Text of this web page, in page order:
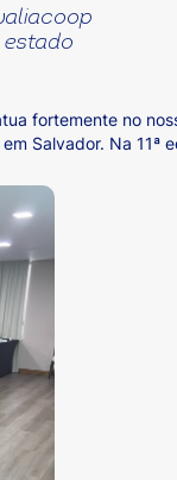
fortemente no
Salvador. Na 11ª